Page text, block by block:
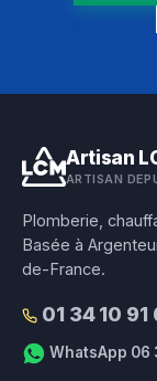
Artisan
ARTISAN
Plomberie,
Basée à
de-France.
01 34 10 91
WhatsApp 06